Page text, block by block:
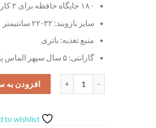
۱۸۰ جایگاه حافظه برای ۲ کاربر
سایز بازوبند: ۳۲-۲۲ سانتیمتر
منبع تغذیه: باتری
گارانتی: ۵ سال سپهر الماس پاسارگاد
فشارسنج بازویی زنیت مد مدل LD-518 عدد
افزودن به
to wishlist